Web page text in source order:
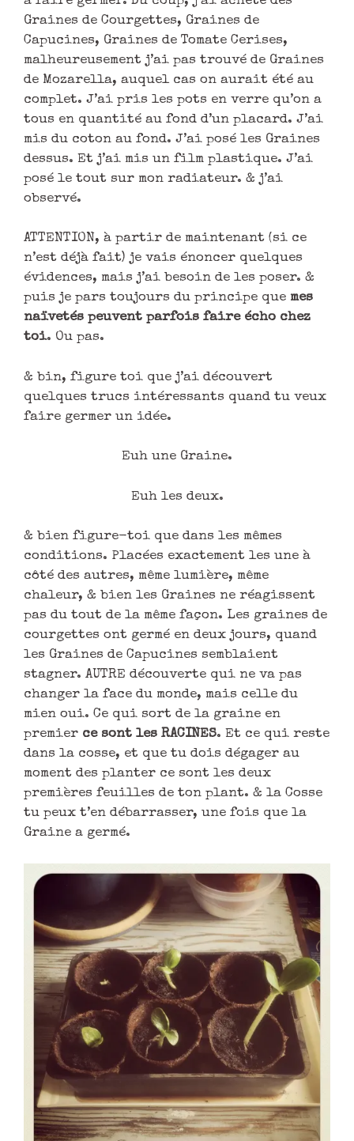
Graines de Courgettes, Graines de
Capucines, Graines de Tomate Cerises,
malheureusement j’ai pas trouvé de Graines
de Mozarella, auquel cas on aurait été au
complet. J’ai pris les pots en verre qu’on a
tous en quantité au fond d’un placard. J’ai
mis du coton au fond. J’ai posé les Graines
dessus. Et j’ai mis un film plastique. J’ai
posé le tout sur mon radiateur. & j’ai
observé.
ATTENTION, à partir de maintenant (si ce
n’est déjà fait) je vais énoncer quelques
évidences, mais j’ai besoin de les poser. &
puis je pars toujours du principe que mes
naïvetés peuvent parfois faire écho chez
toi. Ou pas.
& bin, figure toi que j’ai découvert
quelques trucs intéressants quand tu veux
faire germer un idée.
Euh une Graine.
Euh les deux.
& bien figure-toi que dans les mêmes
conditions. Placées exactement les une à
côté des autres, même lumière, même
chaleur, & bien les Graines ne réagissent
pas du tout de la même façon. Les graines de
courgettes ont germé en deux jours, quand
les Graines de Capucines semblaient
stagner. AUTRE découverte qui ne va pas
changer la face du monde, mais celle du
mien oui. Ce qui sort de la graine en
premier ce sont les RACINES. Et ce qui reste
dans la cosse, et que tu dois dégager au
moment des planter ce sont les deux
premières feuilles de ton plant. & la Cosse
tu peux t’en débarrasser, une fois que la
Graine a germé.